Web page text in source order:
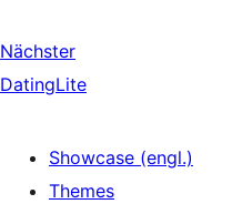
Nächster
DatingLite
Showcase (engl.)
Themes